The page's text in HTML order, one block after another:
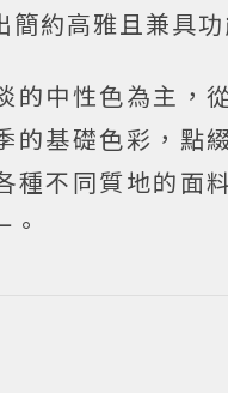
簡約高雅且兼具功
的中性色為主，
的基礎色彩，點
種不同質地的面